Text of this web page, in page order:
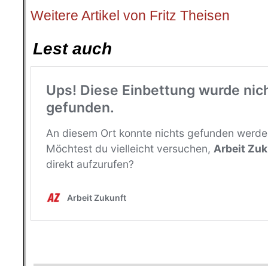
Weitere Artikel von Fritz Theisen
Lest auch